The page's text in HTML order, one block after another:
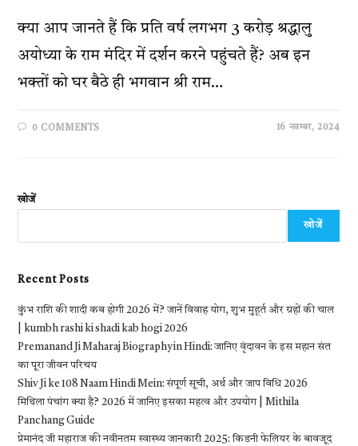
क्या आप जानते हैं कि प्रति वर्ष लगभग 3 करोड़ श्रद्धालु
अयोध्या के राम मंदिर में दर्शन करने पहुंचते हैं? अब इन
भक्तों को घर बैठे ही भगवान श्री राम…
0 COMMENTS 16 नवम्बर, 2024
खोजें
खोजें
Recent Posts
कुंभ राशि की शादी कब होगी 2026 में? जानें विवाह योग, शुभ मुहूर्त और ग्रहों की चाल
| kumbh rashi ki shadi kab hogi 2026
Premanand Ji Maharaj Biography in Hindi: जानिए वृंदावन के इस महान संत
का पूरा जीवन परिचय
Shiv Ji ke 108 Naam Hindi Mein: संपूर्ण सूची, अर्थ और जाप विधि 2026
मिथिला पंचांग क्या है? 2026 में जानिए इसका महत्व और उपयोग | Mithila
Panchang Guide
प्रेमानंद जी महाराज की नवीनतम स्वास्थ्य जानकारी 2025: किडनी फेलियर के बावजूद